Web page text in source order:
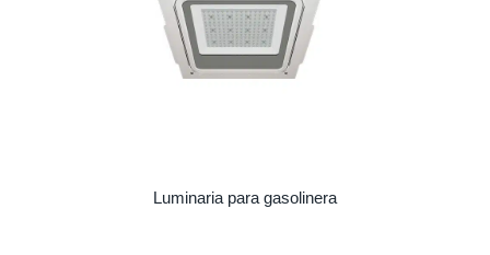
Luminaria para gasolinera